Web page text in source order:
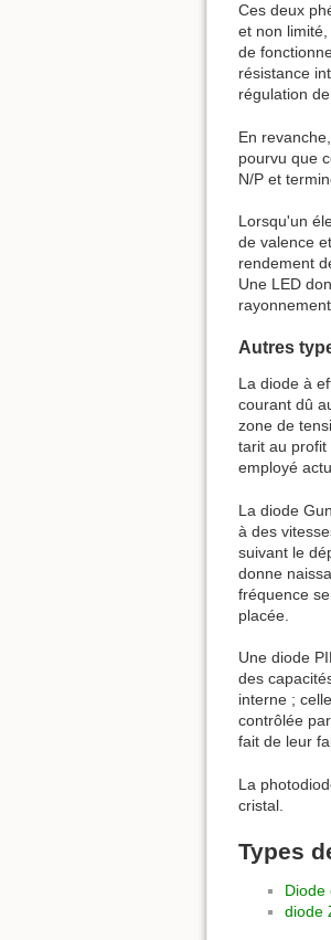
Ces deux
et non
de
résistance
régulation
En
pourvu que
N/P et
Lorsqu'un
de valence
rendement
Une LED
Autres
La diode à
courant dû
zone de
tarit au profit
employé
La diode
à des
suivant le
donne
fréquence
placée.
Une diode
des
interne ;
contrôlée
fait de leur
La
cristal.
Types
Diode
diode